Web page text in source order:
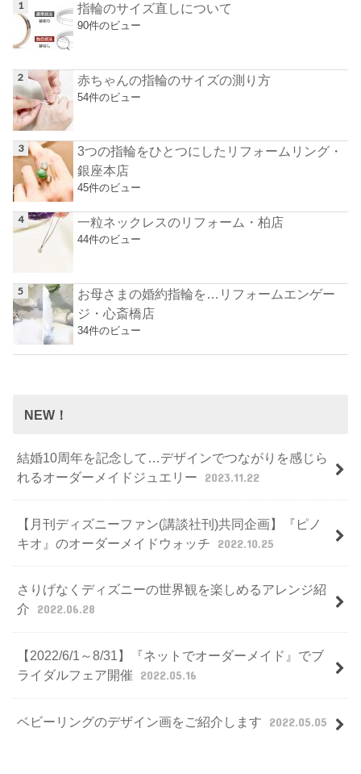
指輪のサイズ直しについて
90件のビュー
赤ちゃんの指輪のサイズの測り方
54件のビュー
3つの指輪をひとつにしたリフォームリング・
銀座本店
45件のビュー
一粒ネックレスのリフォーム・柏店
44件のビュー
お母さまの婚約指輪を…リフォームエンゲー
ジ・心斎橋店
34件のビュー
NEW！
結婚10周年を記念して…デザインでつながりを感じら
れるオーダーメイドジュエリー
2023.11.22
【月刊ディズニーファン(講談社刊)共同企画】『ピノ
キオ』のオーダーメイドウォッチ
2022.10.25
さりげなくディズニーの世界観を楽しめるアレンジ紹
介
2022.06.28
【2022/6/1～8/31】『ネットでオーダーメイド』でブ
ライダルフェア開催
2022.05.16
ベビーリングのデザイン画をご紹介します 2022.05.05